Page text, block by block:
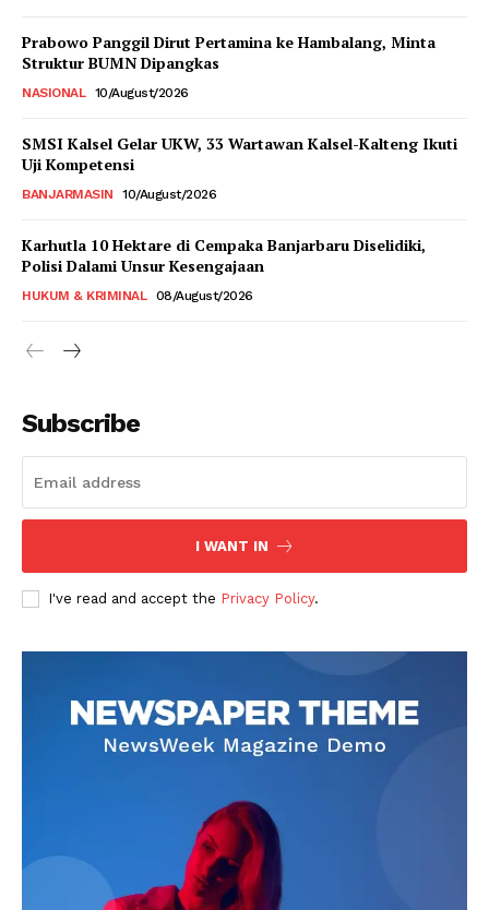
Prabowo Panggil Dirut Pertamina ke Hambalang, Minta
Struktur BUMN Dipangkas
NASIONAL 10/August/2026
SMSI Kalsel Gelar UKW, 33 Wartawan Kalsel-Kalteng Ikuti
Uji Kompetensi
BANJARMASIN 10/August/2026
Karhutla 10 Hektare di Cempaka Banjarbaru Diselidiki,
Polisi Dalami Unsur Kesengajaan
HUKUM & KRIMINAL 08/August/2026
Subscribe
I WANT IN
I've read and accept the Privacy Policy.